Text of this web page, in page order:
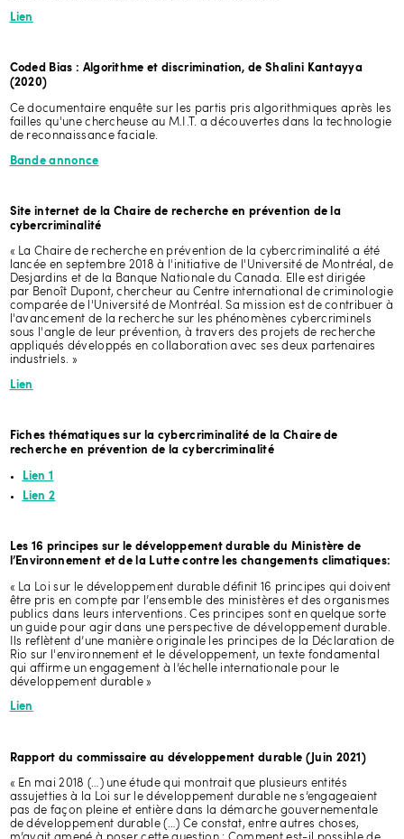
crimes n’en sont pas moins importants et ont de graves
conséquences dans la vie des personnes. Pourtant, faute de moyens
criminalité est trop souvent négligée, voire banalisée. Comment faire
face à cette nouvelle réalité? Comment joindre les victimes et leur
rendre justice? Comment les outiller? Comment prendre soin de
notre hygiène numérique et de notre cybersécurité? Ces questions
nous permettront de dresser un état de lieux de la cybercriminalité
au Québec dans ses manifestations et dans les réponses qu’on lui
oppose.
Benoît Dupont est titulaire de la Chaire de recherche du Canada en
la cybercriminalité. Il est professeur titulaire à l’École de criminologie
siège également comme observateur représentant le monde de la
recherche sur le conseil d’administration du Canadian Cyber Threat
Exchange (CCTX).
Les recherches du Professeur Dupont portent sur les changements
induits par les nouvelles technologies dans le secteur de la sécurité
10H45 - Créer de nouveaux modèles de relation et
de communication numériques sur les réseaux
sociaux, par Nellie Brière
Les réseaux sociaux sont de formidables espaces d’échanges et de
communauté à soi. Cette force des réseaux est également sa
Aujourd’hui, il est nécessaire de s’interroger sur la place que nous
devons prendre dans ce microcosme numérique où tout reste à
nuancer et à apprivoiser, afin de proposer de nouveaux modèles de
communication et de civisme, loin des clichés technophobes.
Nellie Brière est consultante et conférencière spécialisée en stratégie
de communications numériques, médias sociaux, nouvelles
Lien
Coded Bias : Algorithme et discrimination, de Shalini Kantayya
(2020)
Ce documentaire enquête sur les partis pris algorithmiques après les
failles qu'une chercheuse au M.I.T. a découvertes dans la technologie
de reconnaissance faciale.
Bande annonce
Site internet de la Chaire de recherche en prévention de la
cybercriminalité
« La Chaire de recherche en prévention de la cybercriminalité a été
lancée en septembre 2018 à l'initiative de l'Université de Montréal, de
Desjardins et de la Banque Nationale du Canada. Elle est dirigée
par Benoît Dupont, chercheur au Centre international de criminologie
comparée de l'Université de Montréal. Sa mission est de contribuer à
l'avancement de la recherche sur les phénomènes cybercriminels
sous l'angle de leur prévention, à travers des projets de recherche
appliqués développés en collaboration avec ses deux partenaires
industriels. »
Lien
Fiches thématiques sur la cybercriminalité de la Chaire de
recherche en prévention de la cybercriminalité
Lien 1
Lien 2
Les 16 principes sur le développement durable du Ministère de
l’Environnement et de la Lutte contre les changements climatiques:
« La Loi sur le développement durable définit 16 principes qui doivent
être pris en compte par l’ensemble des ministères et des organismes
publics dans leurs interventions. Ces principes sont en quelque sorte
un guide pour agir dans une perspective de développement durable.
Ils reflètent d’une manière originale les principes de la Déclaration de
Rio sur l'environnement et le développement, un texte fondamental
qui affirme un engagement à l’échelle internationale pour le
développement durable »
Lien
Rapport du commissaire au développement durable (Juin 2021)
« En mai 2018 (…) une étude qui montrait que plusieurs entités
assujetties à la Loi sur le développement durable ne s’engageaient
pas de façon pleine et entière dans la démarche gouvernementale
de développement durable (…) Ce constat, entre autres choses,